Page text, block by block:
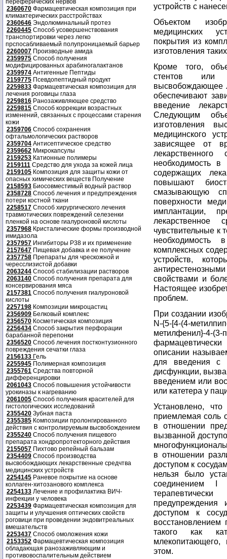
переферических нервов
2360670 Фармацевтическая композиция при
климактерических расстройствах
2360646 Эндолюминальный протез
2260445 Способ усовершенствования
транспортировки через легко
прспосабливаемый полупроницаемый барьер
2260007 Производные амида
2359975 Способ получения
модифицированных арабиногалактанов
2359974 Антигенные Пептиды
2159775 Псевдопептидный продукт
2259833 Фармацевтическая композиция для
лечения роговицы глаза
2259816 Ранозаживляющее средство
2259815 Способ коррекции возрастных
изменений, связанных с процессами старения
кожи
2359706 Способ сохранения
офтальмологических растворов
2359704 Антисептическое средство
2359662 Микрокапсулы
2159253 Катионные полимеры
2159111 Средство для ухода за кожей лица
2159105 Композиция для защиты кожи от
опасных химических веществ Получение
2158593 Биосовместимый водный раствор
2358728 Способ лечения и предупреждения
потери костной ткани
2258517 Способ хирургического лечения
травмотических повреждений селезенки
пленкой на основе гиалуроновой кислоты
2357968 Кристалические формы производной
имидазола
2357957 Ингибиторы P38 и их применение
2157647 Пищевая добавка и ее получение
2357758 Препараты для чрескожной и
чересслизистой добавки
2063244 Способ стабилизации растворов
2063140 Способ получения препарата для
консервирования мяса
2157381 Способ получения гиалуроновой
кислоты
2257198 Композиции микроцастиц
2356909 Белковый комплекс
2356570 Косметическая композиция
2256434 Способ закрытия перфорации
барабанной перепонки
2356520 Способ лечения постконтузионного
повреждения сечатки глаза
2156133 Гель
2255945 Полимерная композиция
2355761 Средства повторной
дифференцировки
2061043 Способ повышения устойчивости
урокиназы к нагреванию
2061005 Способ получения красителей для
гистологических исследований
2355420 Зубная паста
2355385 Композиции пролонгированного
действия с контролируемым высвобождением
2355240 Способ получения пищевого
препарата хондропротекторного действия
2155057 Пихтово репейный бальзам
2354409 Способ производства
высвобождающих лекарственные средчтва
медицинских устройств
2254145 Раневое покрытие на основе
коллаген-хитозанового комплекса
2254133 Лечение и профилактика ВИЧ-
инфекции у человека
2253439 Фармацевтическая композиция для
защиты и улучшения оптических свойств
роговици при проведении эндовитреальных
вмешательств
2253437 Способ омоложения кожи
2153352 Фармацевтическая композиция
обладающая ранозаживляющим и
противовоспалительным действием
устройств с
Объектом
медицинских
покрытия из
изготовления
Кроме того,
стентов или
высвобождающее
обеспечивают
введение
Следующим
изготовления
медицинского
зависящее от
необходимость в
содержащих
повышают
смазывающую
поверхности
имплантации,
лекарственное
чувствительные к
необходимость
комплексных
устройств,
свойствами и
Настоящее
проблем.
При создании
N-{5-[4-(4-
метилфенил}-4-
описании
для введения с
дисфункции,
введением или
или катетера у
Установлено,
приемлемая соль
в отношении
вызванной
в отношении
доступом к
нельзя было
соединением I
предупреждения
доступом к
восстановлением
такого как
этом.